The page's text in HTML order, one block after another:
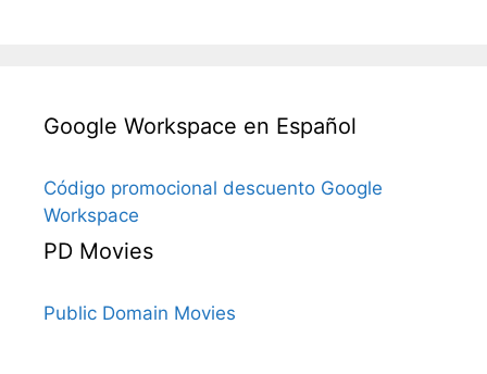
Google Workspace en Español
Código promocional descuento Google
Workspace
PD Movies
Public Domain Movies